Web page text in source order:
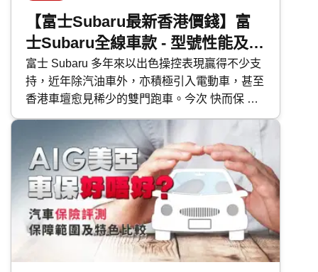
【富士Subaru最新香港價錢】富
士Subaru全線車款 - 型號性能及香
港售價比較
富士 Subaru 多年來以出色操控表現贏得不少支
持，近年除汽油車外，亦積極引入電動車，甚至
香港車壇愈見稀少的雙門跑車。今次 快而保 便
為大家逐一剖析富士 Subaru 各車型的特點。